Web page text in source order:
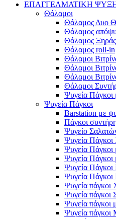
ΕΠΑΓΓΕΛΜΑΤΙΚΗ
Θάλαμοι
Θάλαμος Δυο
Θάλαμος
Θάλαμος
Θάλαμος roll-in
Θάλαμοι
Θάλαμοι
Θάλαμοι
Θάλαμοι
Ψυγεία Πάγκοι
Ψυγεία Πάγκοι
Barstation με
Πάγκοι
Ψυγείο
Ψυγεία
Ψυγεία Πάγκοι
Ψυγεία Πάγκοι
Ψυγεία
Ψυγεία
Ψυγεία πάγκοι
Ψυγεία πάγκοι
Ψυγεία πάγκοι
Ψυγεία